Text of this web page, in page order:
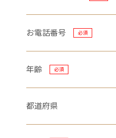
お電話番号 必須
年齢 必須
都道府県